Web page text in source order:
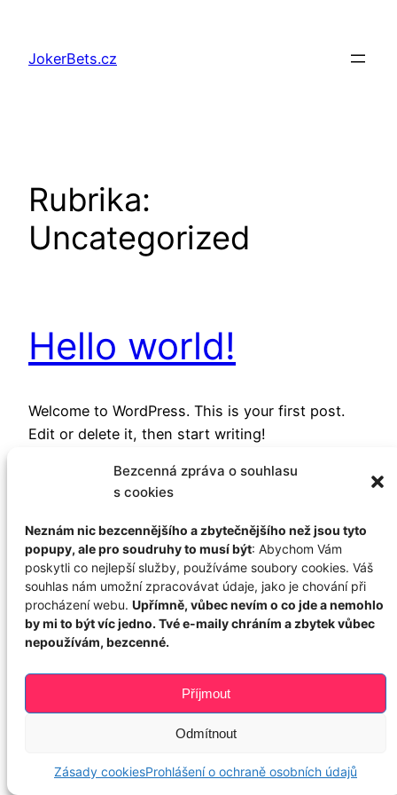
Bezcenná zpráva o souhlasu
s cookies
Neznám nic bezcennějšího a zbytečnějšího než jsou tyto
popupy, ale pro soudruhy to musí být: Abychom Vám
poskytli co nejlepší služby, používáme soubory cookies. Váš
souhlas nám umožní zpracovávat údaje, jako je chování při
procházení webu. Upřímně, vůbec nevím o co jde a nemohlo
by mi to být víc jedno. Tvé e-maily chráním a zbytek vůbec
nepoužívám, bezcenné.
Příjmout
Odmítnout
Zásady cookiesProhlášení o ochraně osobních údajů
obsah
JokerBets.cz
Rubrika:
Uncategorized
Hello world!
Welcome to WordPress. This is your first post.
Edit or delete it, then start writing!
JokerBets.cz Proudly powered byWordPress